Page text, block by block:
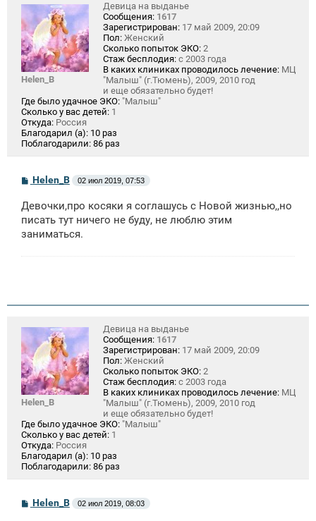
Helen_B
Девица на выданье
Сообщения: 1617
Зарегистрирован: 17 май 2009, 20:09
Пол: Женский
Сколько попыток ЭКО: 2
Стаж бесплодия: с 2003 года
В каких клиниках проводилось лечение: МЦ
"Малыш" (г.Тюмень), 2009, 2010 год
и еще обязательно будет!
Где было удачное ЭКО: "Малыш"
Сколько у вас детей: 1
Откуда: Россия
Благодарил (а): 10 раз
Поблагодарили: 86 раз
С
б
щ
н
Helen_B 02 июл 2019, 07:53
Девочки,про косяки я соглашусь с Новой жизнью,,но
писать тут ничего не буду, не люблю этим
заниматься.
Helen_B
Девица на выданье
Сообщения: 1617
Зарегистрирован: 17 май 2009, 20:09
Пол: Женский
Сколько попыток ЭКО: 2
Стаж бесплодия: с 2003 года
В каких клиниках проводилось лечение: МЦ
"Малыш" (г.Тюмень), 2009, 2010 год
и еще обязательно будет!
Где было удачное ЭКО: "Малыш"
Сколько у вас детей: 1
Откуда: Россия
Благодарил (а): 10 раз
Поблагодарили: 86 раз
С
о
Helen_B 02 июл 2019, 08:03